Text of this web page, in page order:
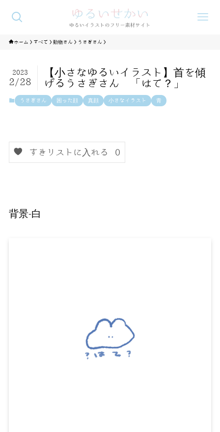
ホーム すべて 動物さん うさぎさん
【小さなゆるいイラスト】首を傾
げるうさぎさん 「はて？」
2023
2/28
うさぎさん 困った顔 真顔 小さなイラスト 青
すきリストに入れる 0
背景-白